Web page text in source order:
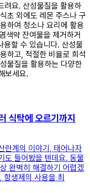
려요. 산성물질을 활용하
초 외에도 레몬 주스나 구
하여 청소나 요리에 활용
색약 잔여물을 제거하거
용할 수 있습니다. 산성물
하고, 적절한 비율로 희석
물질을 활용하는 다양한
보세요.
식탁에 오르기까지
란계의 이야기, 태어나자
도 들어봤을 텐데요. 동물
완벽히 해결하기 어렵겠
생제의 사용을 최